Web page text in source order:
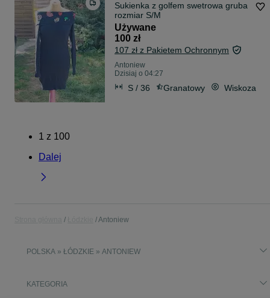
Sukienka z golfem swetrowa gruba
rozmiar S/M
Używane
100 zł
107 zł z Pakietem Ochronnym
Antoniew
Dzisiaj o 04:27
S / 36 Granatowy Wiskoza
1 z 100
Dalej
Antoniew
POLSKA » ŁÓDZKIE » ANTONIEW
KATEGORIA